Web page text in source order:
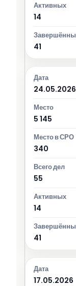
14
41
24.05.2026
5 145
340
55
14
41
17.05.2026